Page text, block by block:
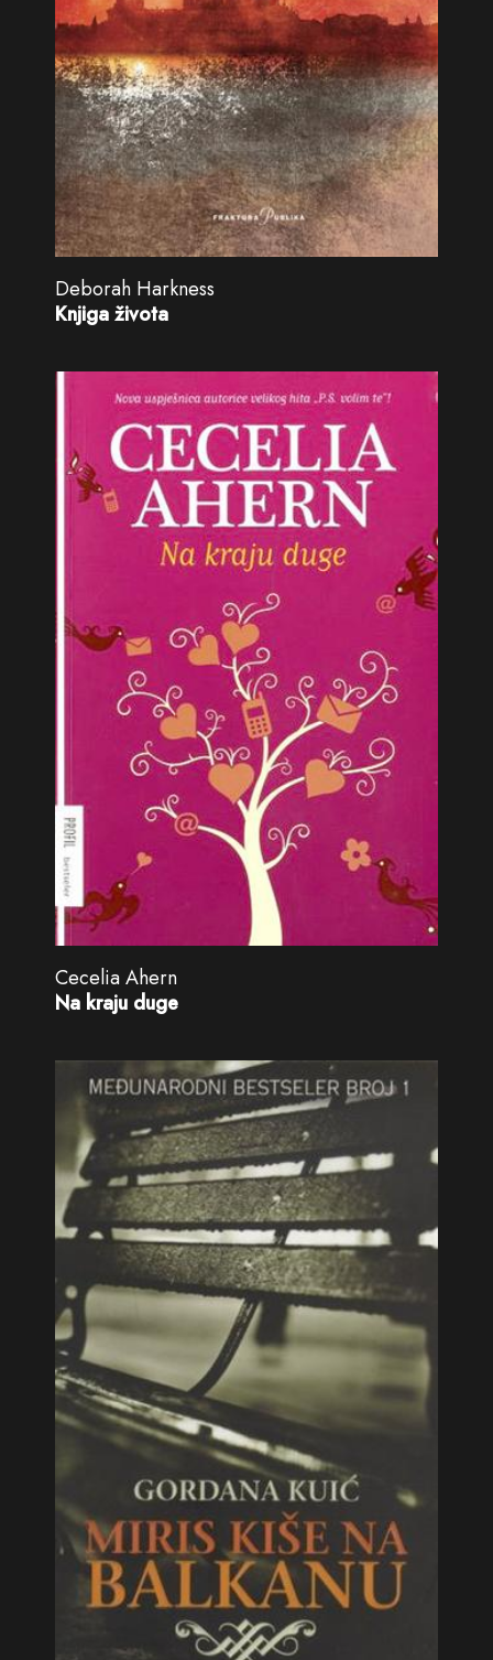
Deborah Harkness
Knjiga života
Cecelia Ahern
Na kraju duge